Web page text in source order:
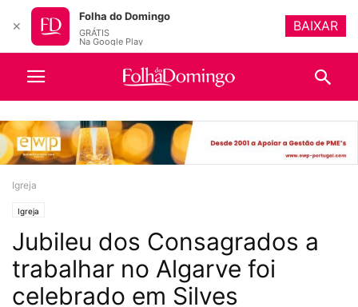
Igreja
Igreja
Jubileu dos Consagrados a
trabalhar no Algarve foi
celebrado em Silves
✕
Folha do Domingo
GRÁTIS
Na Google Play
BAIXAR